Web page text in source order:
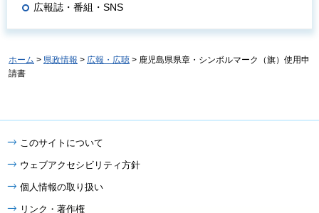
広報誌・番組・SNS
ホーム > 県政情報 > 広報・広聴 > 鹿児島県県章・シンボルマーク（旗）使用申
請書
このサイトについて
ウェブアクセシビリティ方針
個人情報の取り扱い
リンク・著作権